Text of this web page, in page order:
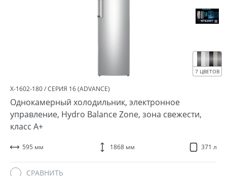
7 ЦВЕТОВ
Х-1602-180 / СЕРИЯ 16 (ADVANCE)
Однокамерный холодильник, электронное
управление, Hydro Balance Zone, зона свежести,
класс A+
595 мм 1868 мм 371 л
СРАВНИТЬ